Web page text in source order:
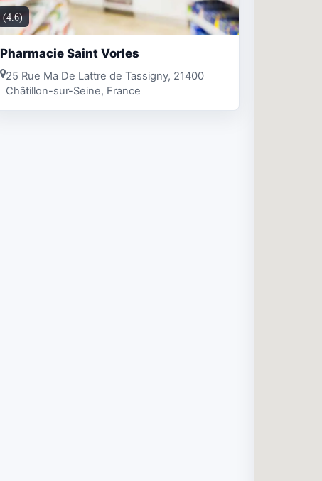
(4.6)
Pharmacie Saint Vorles
25 Rue Ma De Lattre de Tassigny, 21400
Châtillon-sur-Seine, France